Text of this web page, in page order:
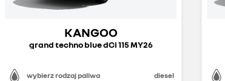
KANGOO
grand techno blue dCi 115 MY26
wybierz rodzaj paliwa diesel